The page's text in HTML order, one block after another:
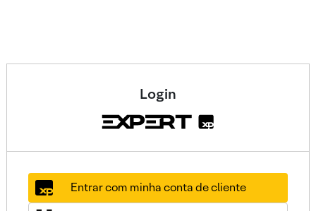
Login
Entrar com minha conta de cliente